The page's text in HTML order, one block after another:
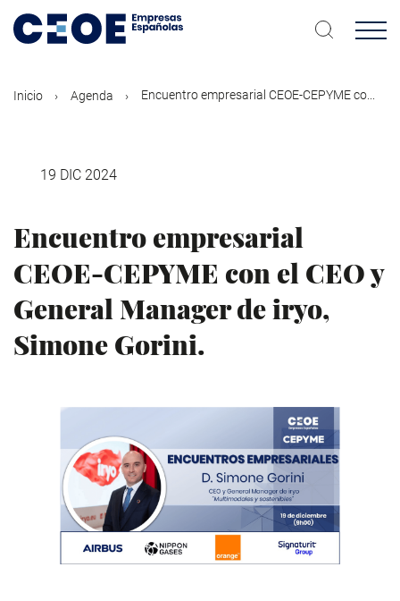
contenido
Inicio Agenda Encuentro empresarial CEOE-CEPYME co...
19 DIC 2024
Encuentro empresarial
CEOE-CEPYME con el CEO y
General Manager de iryo,
Simone Gorini.